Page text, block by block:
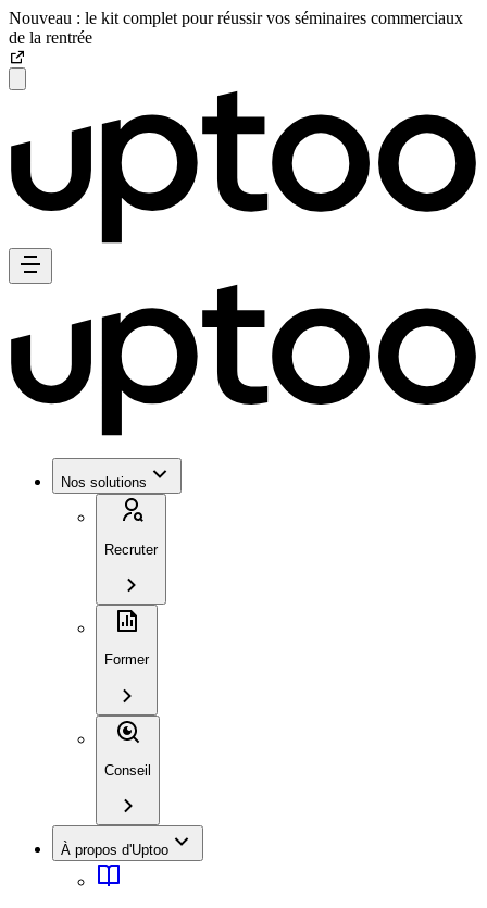
Nouveau : le kit complet pour réussir vos séminaires commerciaux
de la rentrée
Nos solutions
Recruter
Former
Conseil
À propos d'Uptoo